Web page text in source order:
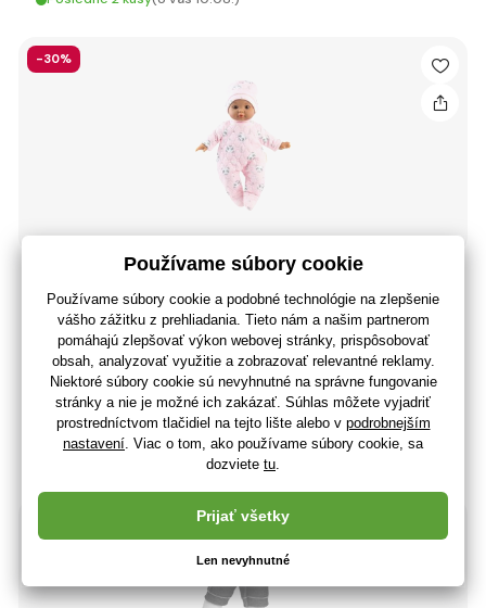
-30%
PAOLA REINA Oblečenie pre bábätká o veľkosti 27cm
model 57149
14,07 €
,99 €(-30 %)
,44 €bez DPH
+ 14 bodov
(U vás 10.08.)